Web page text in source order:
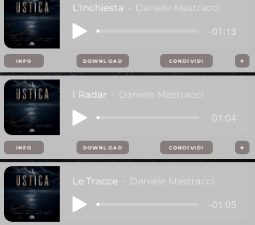
L'Inchiesta Daniele Mastracci
-01:13
INFO DOWNLOAD CONDIVIDI +
I Radar Daniele Mastracci
-01:04
INFO DOWNLOAD CONDIVIDI +
Le Tracce Daniele Mastracci
-01:05